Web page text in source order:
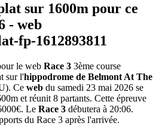
sur 1600m pour ce
- web
le web Race 3 3ème course
sur l'hippodrome de Belmont At The
Ce web du samedi 23 mai 2026 se
et réunit 8 partants. Cette épreuve
Le Race 3 débutera à 20:06.
du Race 3 après l'arrivée.